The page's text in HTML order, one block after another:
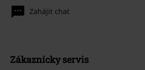
Zahájit chat
Zákaznícky servis